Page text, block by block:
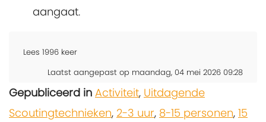
aangaat.
Lees 1996 keer
Laatst aangepast op maandag, 04 mei 2026 09:28
Gepubliceerd in Activiteit, Uitdagende
Scoutingtechnieken, 2-3 uur, 8-15 personen, 15